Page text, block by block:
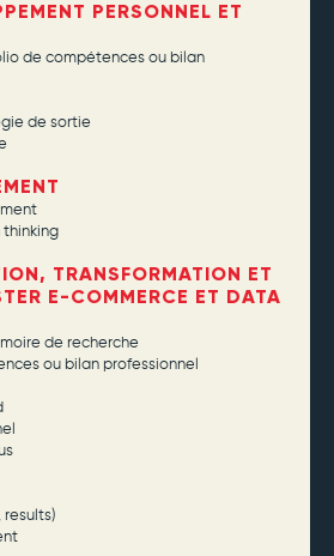
PERSONNEL ET
de compétences ou bilan
de sortie
thinking
TRANSFORMATION ET
E-COMMERCE ET DATA
de recherche
ou bilan professionnel
results)